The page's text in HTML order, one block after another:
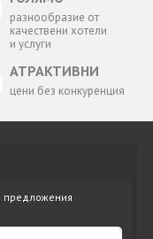
разнообразие от
качествени хотели
и услуги
АТРАКТИВНИ
цени без конкуренция
предложения